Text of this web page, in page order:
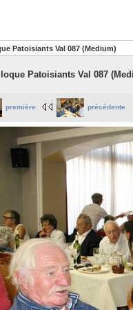
Patoisiants Val 087 (Medium)
Patoisiants Val 087
première précédente